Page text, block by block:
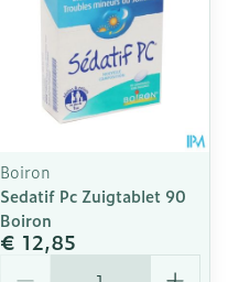
Boiron
Sedatif Pc Zuigtablet 90
Boiron
€ 12,85